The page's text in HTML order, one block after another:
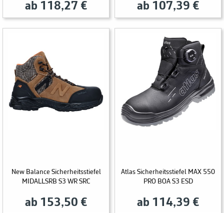
ab 118,27 € ab 107,39 €
New Balance Sicherheitsstiefel
MIDALLSRB S3 WR SRC
ab 153,50 €
Atlas Sicherheitsstiefel MAX 550
PRO BOA S3 ESD
ab 114,39 €